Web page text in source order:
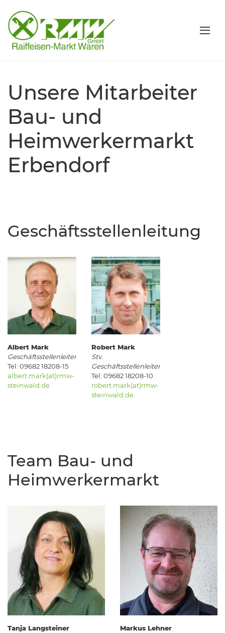
Unsere Mitarbeiter
Bau- und
Heimwerkermarkt
Erbendorf
Geschäftsstellenleitung
Albert Mark
Geschäftsstellenleiter
Tel: 09682 18208-15
albert.mark(at)rmw-
steinwald.de
Robert Mark
Stv.
Geschäftsstellenleiter
Tel: 09682 18208-10
robert.mark(at)rmw-
steinwald.de
Team Bau- und
Heimwerkermarkt
Tanja Langsteiner
Markus Lehner